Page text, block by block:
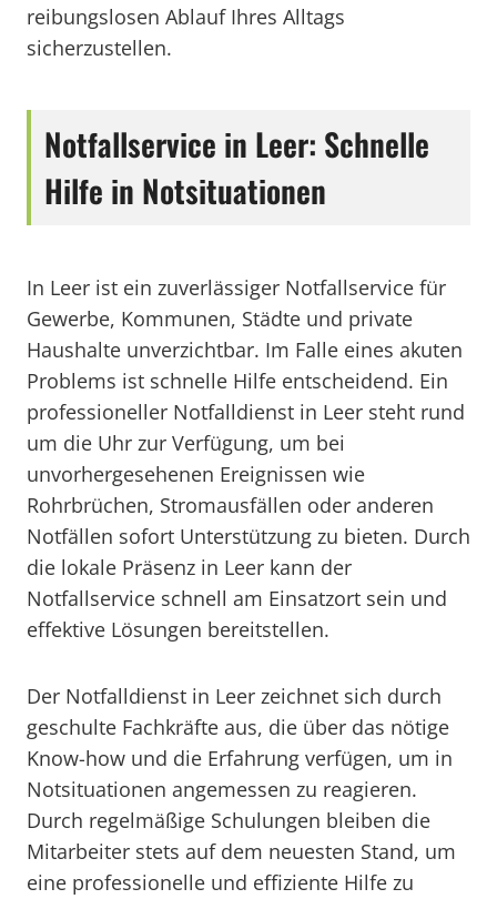
reibungslosen Ablauf Ihres Alltags
sicherzustellen.
Notfallservice in Leer: Schnelle
Hilfe in Notsituationen
In Leer ist ein zuverlässiger Notfallservice für
Gewerbe, Kommunen, Städte und private
Haushalte unverzichtbar. Im Falle eines akuten
Problems ist schnelle Hilfe entscheidend. Ein
professioneller Notfalldienst in Leer steht rund
um die Uhr zur Verfügung, um bei
unvorhergesehenen Ereignissen wie
Rohrbrüchen, Stromausfällen oder anderen
Notfällen sofort Unterstützung zu bieten. Durch
die lokale Präsenz in Leer kann der
Notfallservice schnell am Einsatzort sein und
effektive Lösungen bereitstellen.
Der Notfalldienst in Leer zeichnet sich durch
geschulte Fachkräfte aus, die über das nötige
Know-how und die Erfahrung verfügen, um in
Notsituationen angemessen zu reagieren.
Durch regelmäßige Schulungen bleiben die
Mitarbeiter stets auf dem neuesten Stand, um
eine professionelle und effiziente Hilfe zu